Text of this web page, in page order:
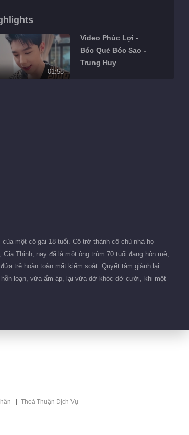
01:58
Video Phúc Lợi -
Bóc Quẻ Bóc Sao -
Trung Huy
Cảnh Đông Quan
bắt rắn
một cô gái 18 tuổi. Cô trở thành cô chủ nhà họ
Thịnh, nay đã là một ông trùm 70 tuổi đang hôn mê,
trẻ hoàn toàn mất kiểm soát. Quyết tâm giành lại
hỗn loạn, vừa ấm áp, lại vừa dở khóc dở cười, khi một
Thoả Thuận Dịch Vụ